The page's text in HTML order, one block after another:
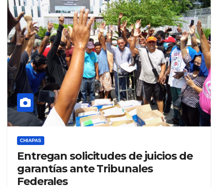
CHIAPAS
Entregan solicitudes de juicios de
garantías ante Tribunales
Federales